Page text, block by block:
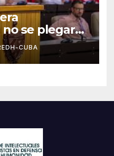
se plegará
Rodríguez
CUBA